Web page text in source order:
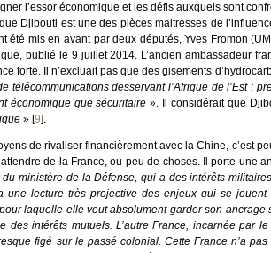
l’essor économique et les défis auxquels sont
Djibouti est une des pièces maitresses de
été mis en avant par deux députés, Yves Fromon
publié le 9 juillet 2014. L’ancien ambassadeur
forte. Il n’excluait pas que des gisements
télécommunications desservant l’Afrique de l’Est :
économique que sécuritaire ». Il considérait que
» [9].
de rivaliser financièrement avec la Chine, c’est
de la France, ou peu de choses. Il porte une
ministère de la Défense, qui a des intérêts
une lecture très projective des enjeux qui se
pour laquelle elle veut absolument garder son
des intérêts mutuels. L’autre France, incarnée par
figé sur le passé colonial. Cette France n’a